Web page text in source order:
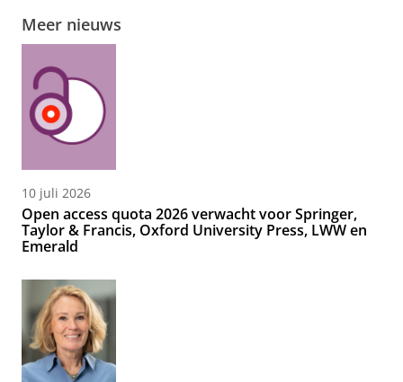
Meer nieuws
10 juli 2026
Open access quota 2026 verwacht voor Springer,
Taylor & Francis, Oxford University Press, LWW en
Emerald